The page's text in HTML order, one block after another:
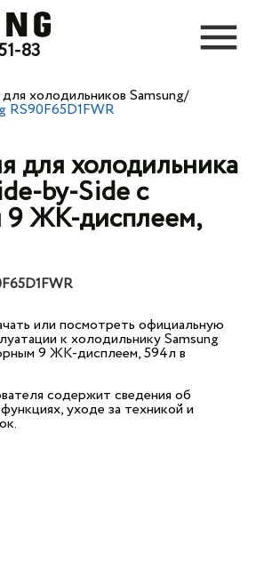
83
холодильников Samsung/
RS90F65D1FWR
для холодильника
by-Side с
9 ЖК-дисплеем,
или посмотреть официальную
к холодильнику Samsung
9 ЖК-дисплеем, 594л в
содержит сведения об
уходе за техникой и